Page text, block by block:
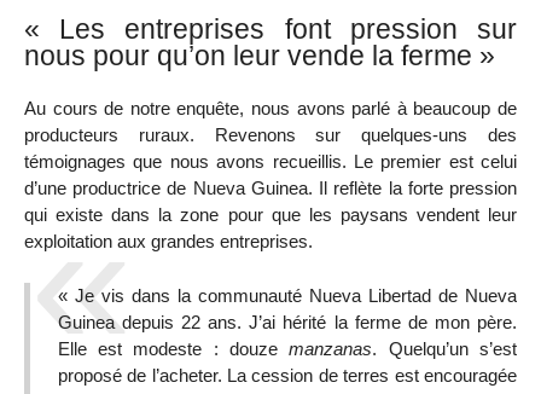
« Les entreprises font pression sur
nous pour qu’on leur vende la ferme »
Au cours de notre enquête, nous avons parlé à beaucoup de
producteurs ruraux. Revenons sur quelques-uns des
témoignages que nous avons recueillis. Le premier est celui
d’une productrice de Nueva Guinea. Il reflète la forte pression
qui existe dans la zone pour que les paysans vendent leur
exploitation aux grandes entreprises.
« Je vis dans la communauté Nueva Libertad de Nueva
Guinea depuis 22 ans. J’ai hérité la ferme de mon père.
Elle est modeste : douzemanzanas. Quelqu’un s’est
proposé de l’acheter. La cession de terres est encouragée